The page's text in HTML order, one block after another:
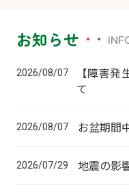
お知らせ
2026/08/07
【障害
て
2026/08/07 お盆期間
2026/07/29 地震の影